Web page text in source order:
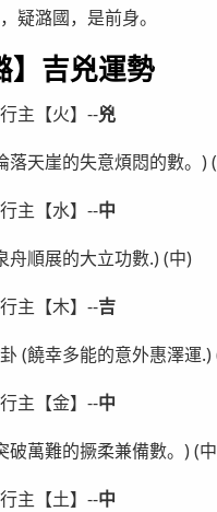
疑潞國，是前身。
】吉兇運勢
主【火】--兇
落天崖的失意煩悶的數。)
主【水】--中
舟順展的大立功數.) (中)
主【木】--吉
(饒幸多能的意外惠澤運.)
主【金】--中
破萬難的撅柔兼備數。) (
主【土】--中